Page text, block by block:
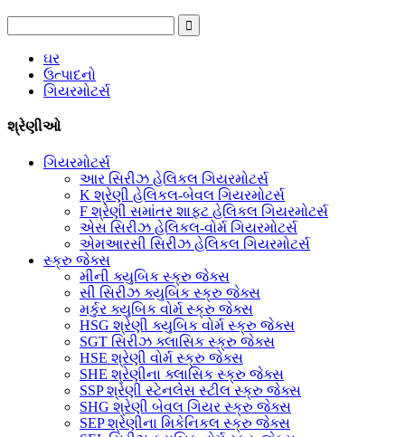
ઘર
ઉત્પાદનો
ગિયરમોટર્સ
શ્રેણીઓ
ગિયરમોટર્સ
આર સિરીઝ હેલિકલ ગિયરમોટર્સ
K શ્રેણી હેલિકલ-બેવલ ગિયરમોટર્સ
F શ્રેણી સમાંતર શાફ્ટ હેલિકલ ગિયરમોટર્સ
એસ સિરીઝ હેલિકલ-વોર્મ ગિયરમોટર્સ
એમઆરસી સિરીઝ હેલિકલ ગિયરમોટર્સ
સ્ક્રુ જેક્સ
મીની ક્યુબિક સ્ક્રુ જેક્સ
સી સિરીઝ ક્યુબિક સ્ક્રુ જેક્સ
મર્કુર ક્યુબિક વોર્મ સ્ક્રુ જેક્સ
HSG શ્રેણી ક્યુબિક વોર્મ સ્ક્રુ જેક્સ
SGT સિરીઝ ક્લાસિક સ્ક્રુ જેક્સ
HSE શ્રેણી વોર્મ સ્ક્રુ જેક્સ
SHE શ્રેણીના ક્લાસિક સ્ક્રુ જેક્સ
SSP શ્રેણી સ્ટેનલેસ સ્ટીલ સ્ક્રુ જેક્સ
SHG શ્રેણી બેવલ ગિયર સ્ક્રુ જેક્સ
SEP શ્રેણીના મિકેનિકલ સ્ક્રુ જેક્સ